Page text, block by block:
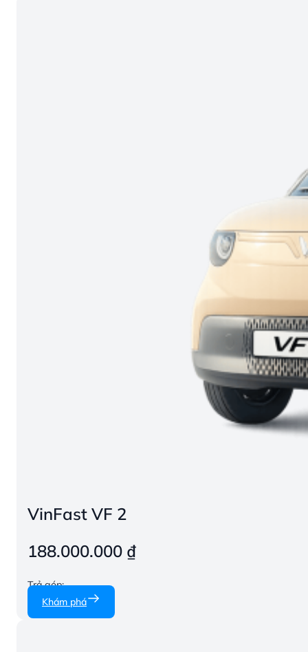
VinFast VF 2
188.000.000 ₫
Trả góp:
Khám phá